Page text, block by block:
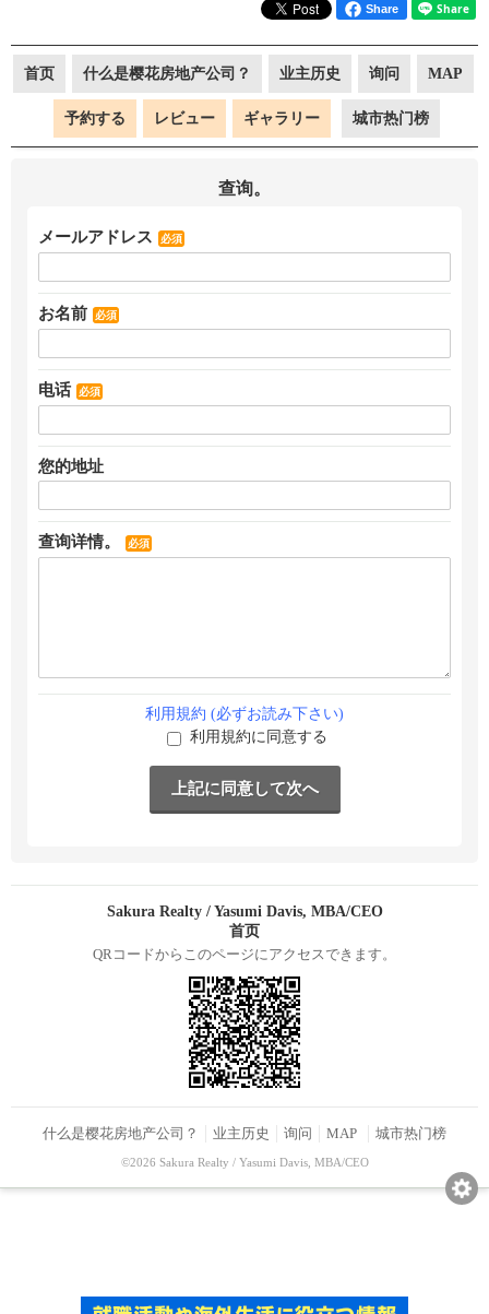
Share
首页 什么是樱花房地产公司？ 业主历史 询问 MAP
予約する レビュー ギャラリー 城市热门榜
查询。
メールアドレス 必須
お名前 必須
电话 必須
您的地址
查询详情。 必須
利用規約 (必ずお読み下さい)
利用規約に同意する
Sakura Realty / Yasumi Davis, MBA/CEO
首页
QRコードからこのページにアクセスできます。
什么是樱花房地产公司？ 业主历史 询问 MAP 城市热门榜
©2026 Sakura Realty / Yasumi Davis, MBA/CEO